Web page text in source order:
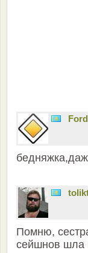
Ford
Помню,
сейшнов шла